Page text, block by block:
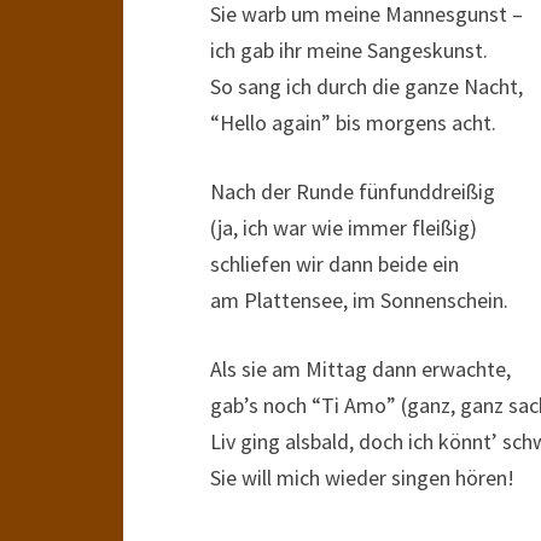
Sie warb um meine Mannesgunst –
ich gab ihr meine Sangeskunst.
So sang ich durch die ganze Nacht,
“Hello again” bis morgens acht.
Nach der Runde fünfunddreißig
(ja, ich war wie immer fleißig)
schliefen wir dann beide ein
am Plattensee, im Sonnenschein.
Als sie am Mittag dann erwachte,
gab’s noch “Ti Amo” (ganz, ganz
Liv ging alsbald, doch ich könnt’
Sie will mich wieder singen hören!